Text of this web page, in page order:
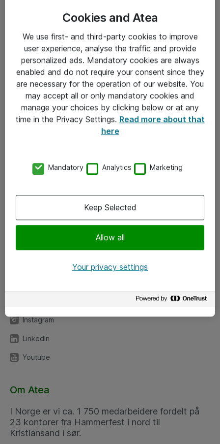
Informasjon
Salgsbetingelser
Sjekkliste ved mottak av gods
Kontakt
Instagram
LinkedIn
Youtube
Om Atea
I Norge er vi ca. 1 750 medarbeidere fordelt på
23 kontorer fra Hammerfest i nord til
Kristiansand i sør.
Cookies and Atea
We use first- and third-party cookies to improve
user experience, analyse the traffic and provide
personalized ads. Mandatory cookies are always
enabled and do not require your consent since they
are necessary for the operation of our website. You
may accept all or only mandatory cookies and
manage your choices by clicking below or at any
time in the Privacy Settings. Read more about that
here
Mandatory Analytics Marketing
Allow all
Keep Selected
Your privacy settings